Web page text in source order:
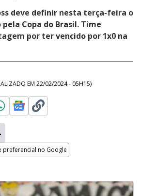
deve definir nesta terça-feira o
Copa do Brasil. Time
por ter vencido por 1x0 na
EM 22/02/2024 - 05H15)
preferencial no Google